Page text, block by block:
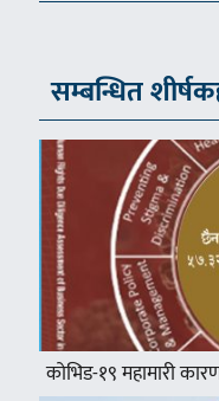
सम्बन्धित
कोभिड-१९ महामारी